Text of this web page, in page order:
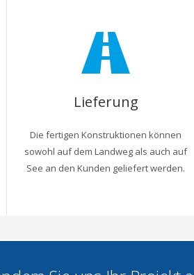
Lieferung
Die fertigen Konstruktionen können
sowohl auf dem Landweg als auch auf
See an den Kunden geliefert werden.